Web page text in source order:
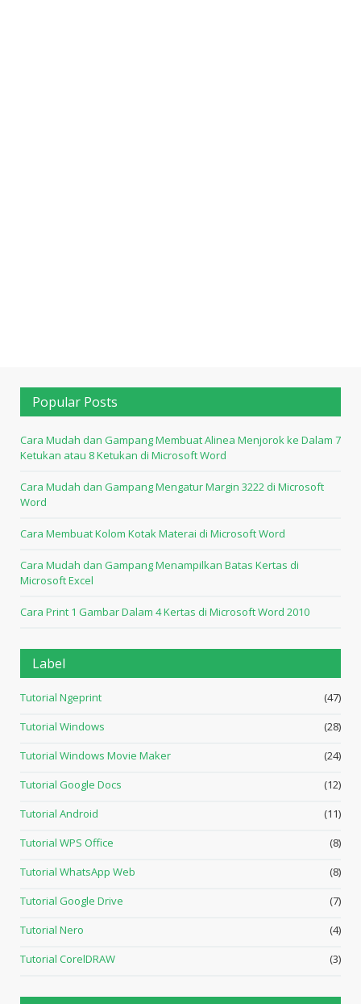
Popular Posts
Cara Mudah dan Gampang Membuat Alinea Menjorok ke Dalam 7
Ketukan atau 8 Ketukan di Microsoft Word
Cara Mudah dan Gampang Mengatur Margin 3222 di Microsoft
Word
Cara Membuat Kolom Kotak Materai di Microsoft Word
Cara Mudah dan Gampang Menampilkan Batas Kertas di
Microsoft Excel
Cara Print 1 Gambar Dalam 4 Kertas di Microsoft Word 2010
Label
Tutorial Ngeprint
(47)
Tutorial Windows
(28)
Tutorial Windows Movie Maker
(24)
Tutorial Google Docs
(12)
Tutorial Android
(11)
Tutorial WPS Office
(8)
Tutorial WhatsApp Web
(8)
Tutorial Google Drive
(7)
Tutorial Nero
(4)
Tutorial CorelDRAW
(3)